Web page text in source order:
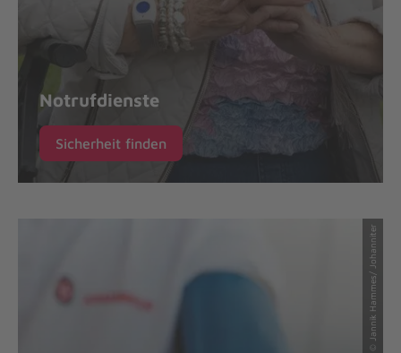
Notrufdienste
Sicherheit finden
© Jannik Hammes/ Johanniter